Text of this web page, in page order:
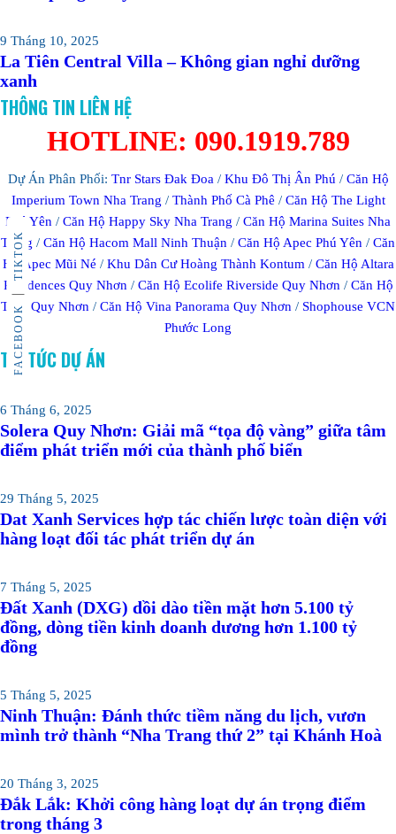
FACEBOOK
TIKTOK
9 Tháng 10, 2025
La Tiên Central Villa – Không gian nghỉ dưỡng
xanh
THÔNG TIN LIÊN HỆ
HOTLINE: 090.1919.789
Dự Án Phân Phối: Tnr Stars Đak Đoa / Khu Đô Thị Ân Phú / Căn Hộ
Imperium Town Nha Trang / Thành Phố Cà Phê / Căn Hộ The Light
Phú Yên / Căn Hộ Happy Sky Nha Trang / Căn Hộ Marina Suites Nha
Trang / Căn Hộ Hacom Mall Ninh Thuận / Căn Hộ Apec Phú Yên / Căn
Hộ Apec Mũi Né / Khu Dân Cư Hoàng Thành Kontum / Căn Hộ Altara
Residences Quy Nhơn / Căn Hộ Ecolife Riverside Quy Nhơn / Căn Hộ
TMS Quy Nhơn / Căn Hộ Vina Panorama Quy Nhơn / Shophouse VCN
Phước Long
TIN TỨC DỰ ÁN
6 Tháng 6, 2025
Solera Quy Nhơn: Giải mã “tọa độ vàng” giữa tâm
điểm phát triển mới của thành phố biển
29 Tháng 5, 2025
Dat Xanh Services hợp tác chiến lược toàn diện với
hàng loạt đối tác phát triển dự án
7 Tháng 5, 2025
Đất Xanh (DXG) dồi dào tiền mặt hơn 5.100 tỷ
đồng, dòng tiền kinh doanh dương hơn 1.100 tỷ
đồng
5 Tháng 5, 2025
Ninh Thuận: Đánh thức tiềm năng du lịch, vươn
mình trở thành “Nha Trang thứ 2” tại Khánh Hoà
20 Tháng 3, 2025
Đắk Lắk: Khởi công hàng loạt dự án trọng điểm
trong tháng 3